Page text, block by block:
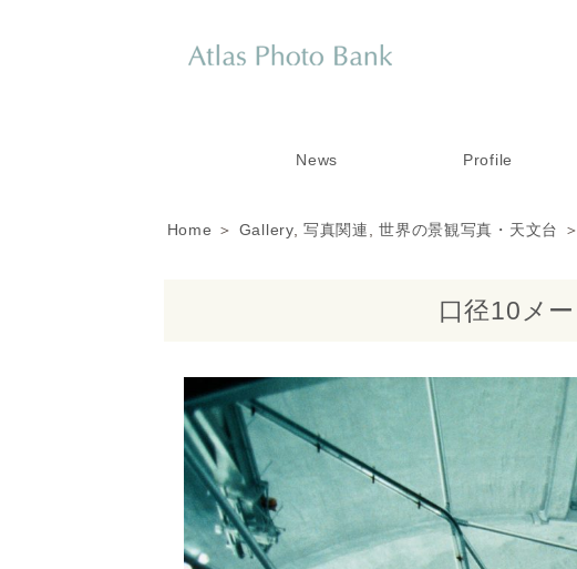
News Profile
Home ＞ Gallery,写真関連 ,世界の景観写真・天文台
口径10メ